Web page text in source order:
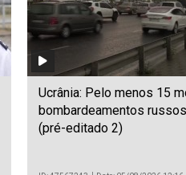
Ucrânia: Pelo menos 15
bombardeamentos
(pré-editado 2)